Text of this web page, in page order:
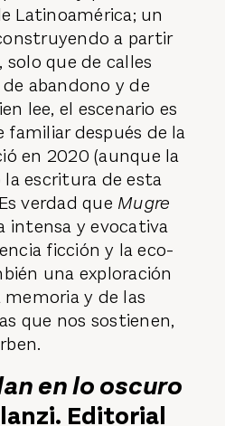
Latinoamérica; un
a partir
que de calles
abandono y de
lee, el escenario es
después de la
en 2020 (aunque la
escritura de esta
verdad que Mugre
intensa y evocativa
ficción y la eco-
una exploración
y de las
que nos sostienen,
en lo oscuro
Editorial